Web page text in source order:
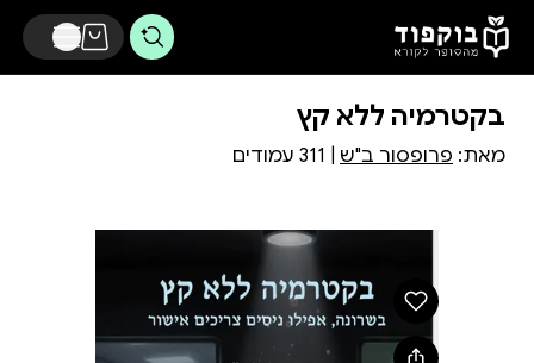
דלג לתוכן הראשי
בקטרמיה ללא קץ
מאת: פרופסור ב"ש